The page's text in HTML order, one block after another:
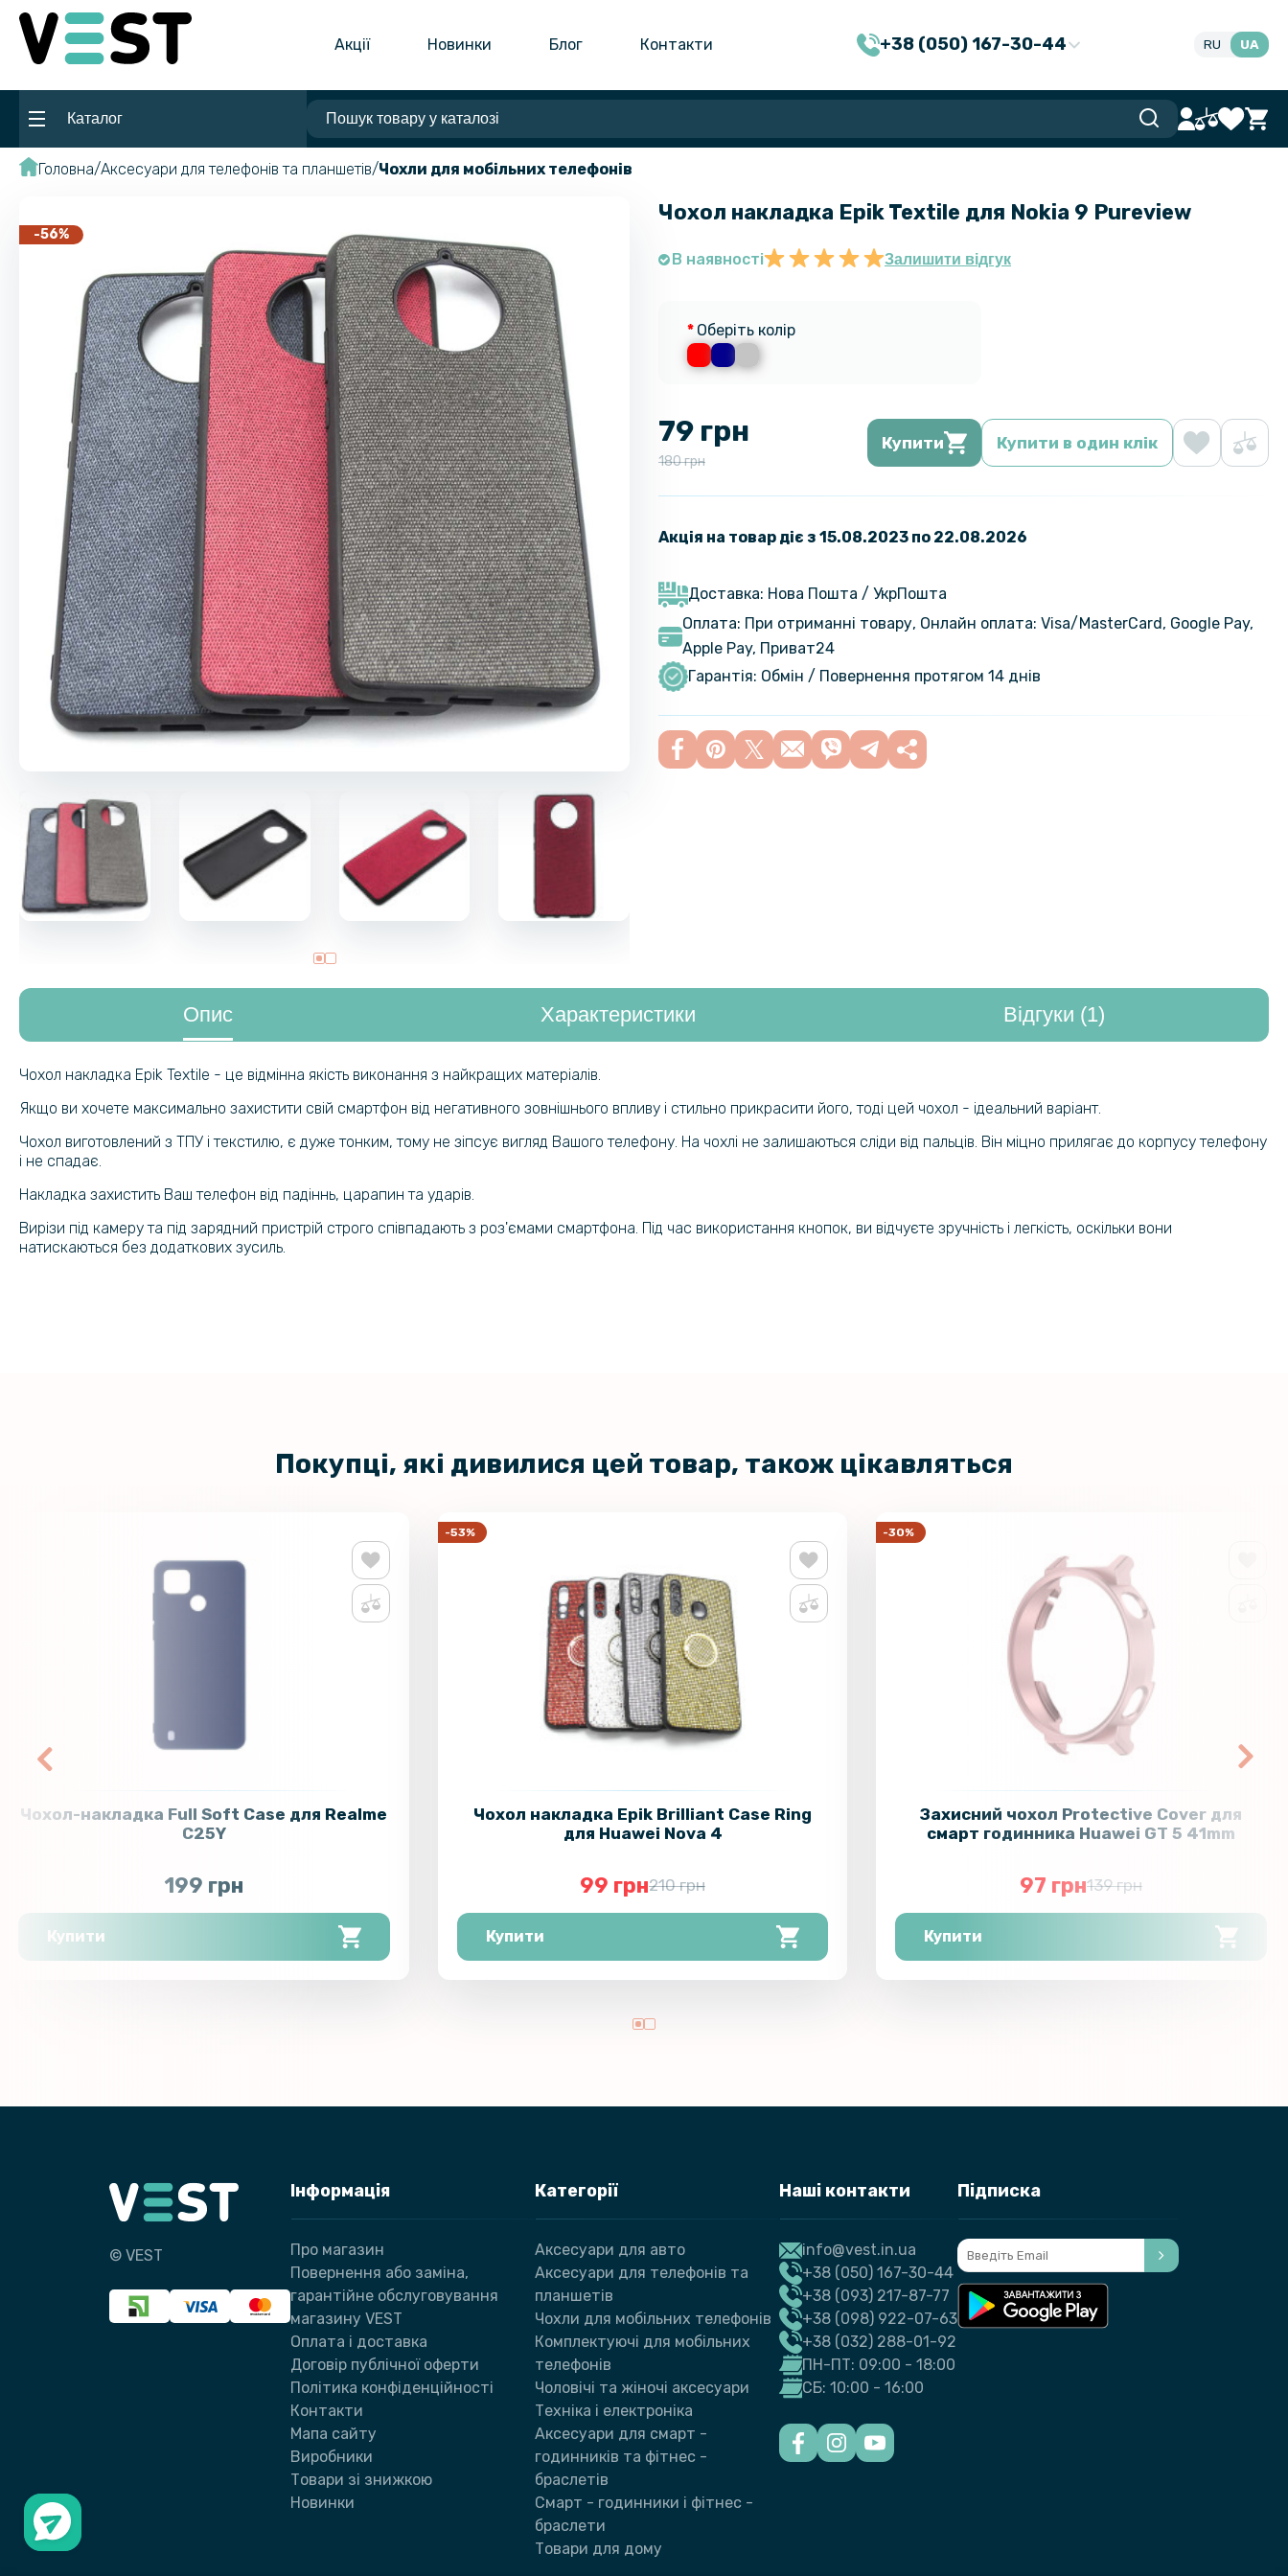
Акції Новинки Блог Контакти +38 (050) 167-30-44 RU UA
Каталог
Головна Аксесуари для телефонів та планшетів Чохли для мобільних телефонів
-56%
Чохол накладка Epik Textile для Nokia 9 Pureview
В наявності Залишити відгук
Оберіть колір
79 грн
180 грн
Купити Купити в один клік
Акція на товар діє з 15.08.2023 по 22.08.2026
Доставка: Нова Пошта / УкрПошта
Оплата: При отриманні товару, Онлайн оплата: Visa/MasterСard, Google Pay,
Apple Pay, Приват24
Гарантія: Обмін / Повернення протягом 14 днів
Опис Характеристики Відгуки (1)
Чохол накладка Epik Textile - це відмінна якість виконання з найкращих матеріалів.
Якщо ви хочете максимально захистити свій смартфон від негативного зовнішнього впливу і стильно прикрасити його, тоді цей чохол - ідеальний варіант.
Чохол виготовлений з ТПУ і текстилю, є дуже тонким, тому не зіпсує вигляд Вашого телефону. На чохлі не залишаються сліди від пальців. Він міцно прилягає до корпусу телефону
і не спадає.
Накладка захистить Ваш телефон від падіннь, царапин та ударів.
Вирізи під камеру та під зарядний пристрій строго співпадають з роз'ємами смартфона. Під час використання кнопок, ви відчуєте зручність і легкість, оскільки вони
натискаються без додаткових зусиль.
Покупці, які дивилися цей товар, також цікавляться
Чохол-накладка Full Soft Case для Realme
C25Y
199 грн
Купити
-53%
Чохол накладка Epik Brilliant Case Ring
для Huawei Nova 4
99 грн210 грн
Купити
-30%
Захисний чохол Protective Cover для
смарт годинника Huawei GT 5 41mm
97 грн139 грн
Купити
© VEST
Інформація
Про магазин
Повернення або заміна,
гарантійне обслуговування
магазину VEST
Оплата і доставка
Договір публічної оферти
Політика конфіденційності
Контакти
Мапа сайту
Виробники
Товари зі знижкою
Новинки
Категорії
Аксесуари для авто
Аксесуари для телефонів та
планшетів
Чохли для мобільних телефонів
Комплектуючі для мобільних
телефонів
Чоловічі та жіночі аксесуари
Техніка і електроніка
Аксесуари для смарт -
годинників та фітнес -
браслетів
Смарт - годинники і фітнес -
браслети
Товари для дому
Наші контакти
info@vest.in.ua
+38 (050) 167-30-44
+38 (093) 217-87-77
+38 (098) 922-07-63
+38 (032) 288-01-92
ПН-ПТ: 09:00 - 18:00
СБ: 10:00 - 16:00
Підписка